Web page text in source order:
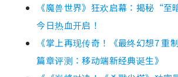
《魔兽世界》狂欢启幕：揭秘“至
今日热血开启！
《掌上再现传奇！《最终幻想7 重
篇章评测：移动端新经典诞生》